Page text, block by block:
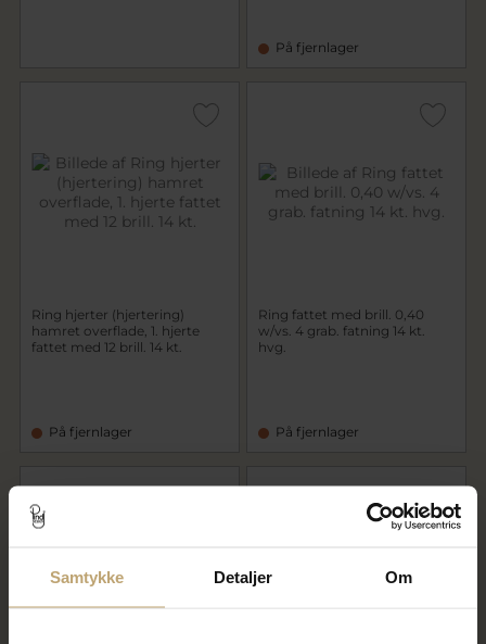
Samtykke Detaljer Om
På fjernlager
Ring hjerter (hjertering)
hamret overflade, 1. hjerte
fattet med 12 brill. 14 kt.
På fjernlager
Ring fattet med brill. 0,40
w/vs. 4 grab. fatning 14 kt.
hvg.
På fjernlager